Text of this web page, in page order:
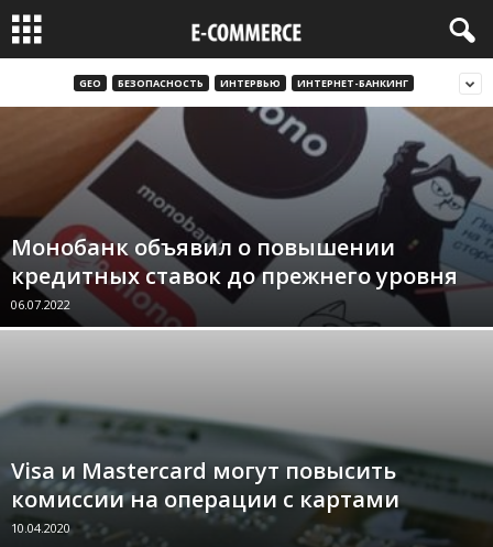
GEO БЕЗОПАСНОСТЬ ИНТЕРВЬЮ ИНТЕРНЕТ-БАНКИНГ
Монобанк объявил о повышении
кредитных ставок до прежнего уровня
06.07.2022
Visa и Mastercard могут повысить
комиссии на операции с картами
10.04.2020